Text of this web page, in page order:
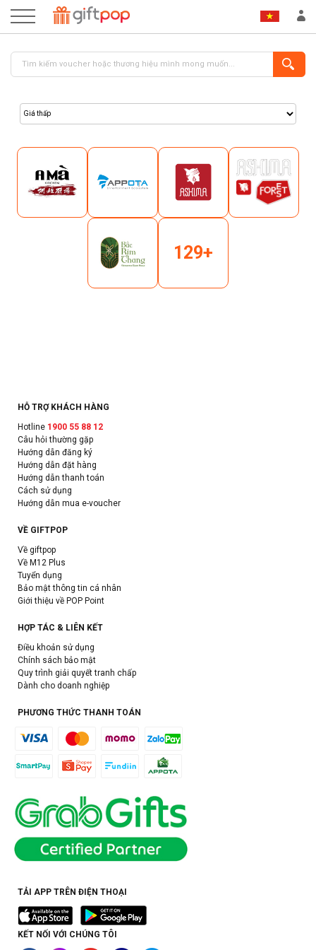
ĐĂNG KÝ
129+
HỖ TRỢ KHÁCH HÀNG
Hotline 1900 55 88 12
Câu hỏi thường gặp
Hướng dẫn đăng ký
Hướng dẫn đặt hàng
Hướng dẫn thanh toán
Cách sử dụng
Hướng dẫn mua e-voucher
VỀ GIFTPOP
Về giftpop
Về M12 Plus
Tuyển dụng
Bảo mật thông tin cá nhân
Giới thiệu về POP Point
HỢP TÁC & LIÊN KẾT
Điều khoản sử dụng
Chính sách bảo mật
Quy trình giải quyết tranh chấp
Dành cho doanh nghiệp
PHƯƠNG THỨC THANH TOÁN
TẢI APP TRÊN ĐIỆN THOẠI
KẾT NỐI VỚI CHÚNG TÔI